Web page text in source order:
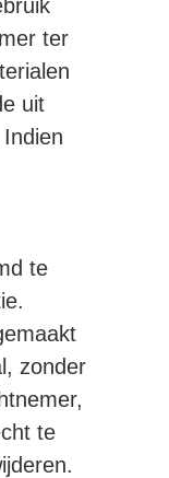
ter
uit
te
zonder
te